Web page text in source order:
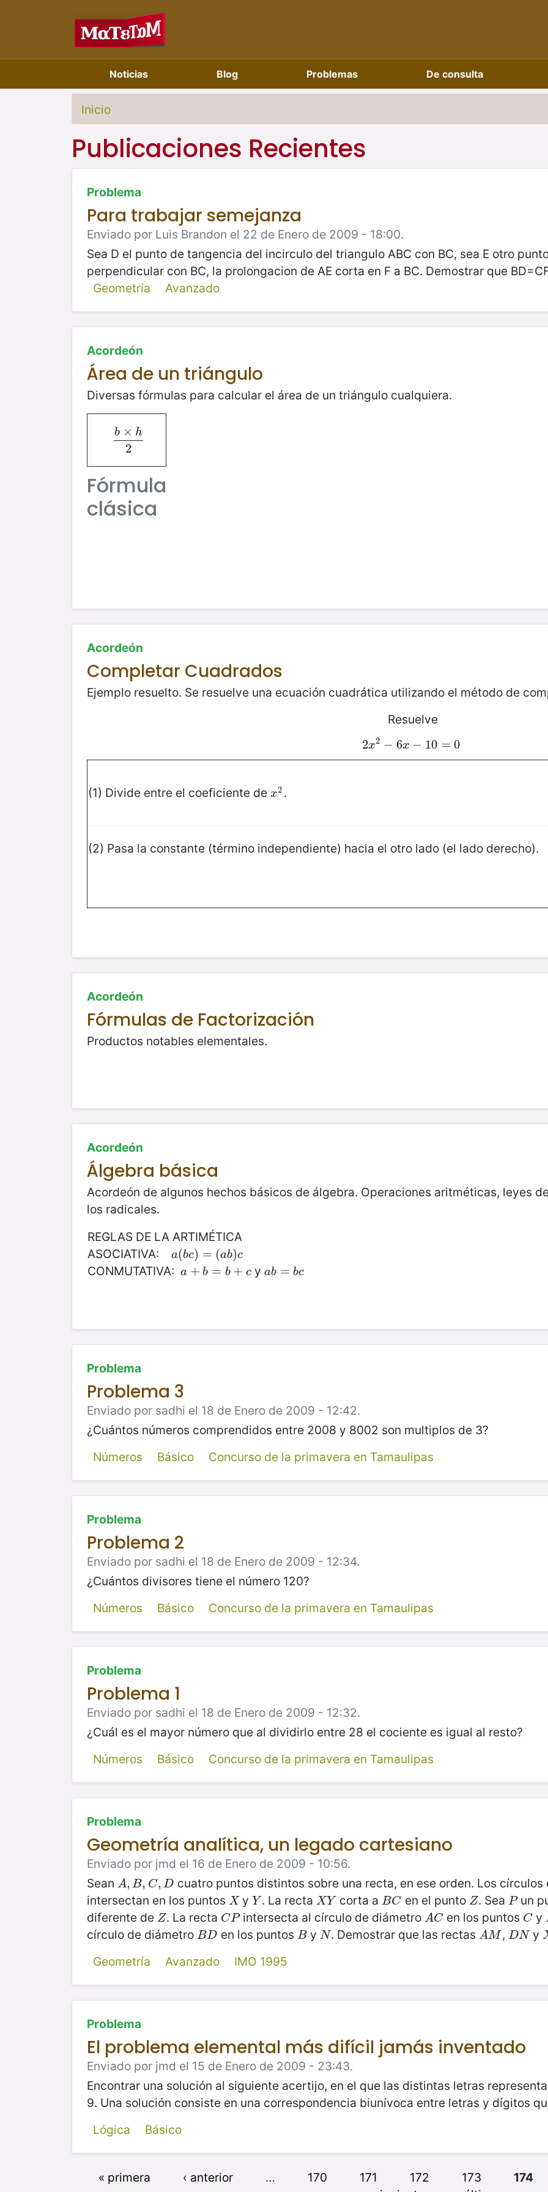
Noticias Blog Problemas De consulta
Inicio
Publicaciones Recientes
Problema
Para trabajar semejanza
Enviado por Luis Brandon el 22 de Enero de 2009 - 18:00.
Sea D el punto de tangencia del incirculo del triangulo ABC con BC, sea E otro
perpendicular con BC, la prolongacion de AE corta en F a BC. Demostrar que
Geometría
Avanzado
Acordeón
Área de un triángulo
Diversas fórmulas para calcular el área de un triángulo cualquiera.
Fórmula
clásica
b × h
2
b×h2
Acordeón
Completar Cuadrados
Ejemplo resuelto. Se resuelve una ecuación cuadrática utilizando el método de
Resuelve
2x2 − 6x − 10 = 0
2x2− 6x−10=0
(1) Divide entre el coeficiente de x2
x2.
(2) Pasa la constante (término independiente) hacia el otro lado (el lado derecho).
Acordeón
Fórmulas de Factorización
Productos notables elementales.
Acordeón
Álgebra básica
Acordeón de algunos hechos básicos de álgebra. Operaciones aritméticas, leyes
los radicales.
REGLAS DE LA ARTIMÉTICA
ASOCIATIVA:
a(bc) = (ab)c
a(bc) =( ab)c
CONMUTATIVA: a + b = b + c
a +b = b+c y ab = bc
ab =bc
Problema
Problema 3
Enviado por sadhi el 18 de Enero de 2009 - 12:42.
¿Cuántos números comprendidos entre 2008 y 8002 son multiplos de 3?
Números
Básico Concurso de la primavera en Tamaulipas
Problema
Problema 2
Enviado por sadhi el 18 de Enero de 2009 - 12:34.
¿Cuántos divisores tiene el número 120?
Números
Básico Concurso de la primavera en Tamaulipas
Problema
Problema 1
Enviado por sadhi el 18 de Enero de 2009 - 12:32.
¿Cuál es el mayor número que al dividirlo entre 28 el cociente es igual al resto?
Números
Básico Concurso de la primavera en Tamaulipas
Problema
Geometría analítica, un legado cartesiano
Enviado por jmd el 16 de Enero de 2009 - 10:56.
Sean A, B, C, D
A,B,C ,D cuatro puntos distintos sobre una recta, en ese orden. Los círculos
intersectan en los puntos X
X y Y
Y. La recta XY
XY corta aBC
BC en el punto Z
Z. SeaP
Pun
diferente de Z
Z. La recta CP
CP intersecta al círculo de diámetro AC
AC en los puntos C
Cy
círculo de diámetro BD
BD en los puntos B
By N
N. Demostrar que las rectasAM
AM , DN
DN y
Geometría
Avanzado IMO 1995
Problema
El problema elemental más difícil jamás inventado
Enviado por jmd el 15 de Enero de 2009 - 23:43.
Encontrar una solución al siguiente acertijo, en el que las distintas letras
9. Una solución consiste en una correspondencia biunívoca entre letras y dígitos
Lógica
Básico
« primera ‹ anterior … 170 171 172 173 174